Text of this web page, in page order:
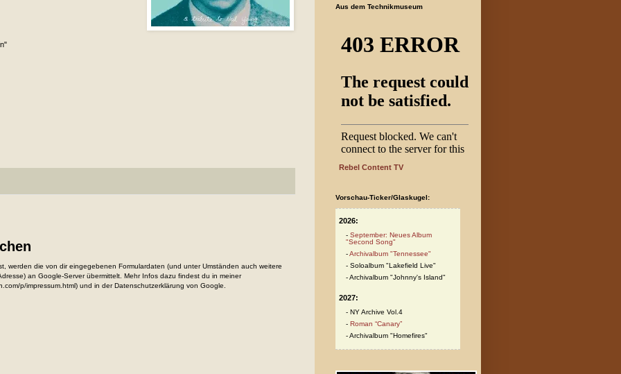
werden die von dir eingegebenen Formulardaten (und unter Umständen auch weitere
an Google-Server übermittelt. Mehr Infos dazu findest du in meiner
p/impressum.html) und in der Datenschutzerklärung von Google.
Aus dem Technikmuseum
Rebel Content TV
Vorschau-Ticker/Glaskugel:
2026:
September: Neues Album
"Second Song"
Archivalbum "Tennessee"
Soloalbum "Lakefield Live"
Archivalbum "Johnny's Island"
2027:
NY Archive Vol.4
Roman “Canary”
Archivalbum "Homefires"